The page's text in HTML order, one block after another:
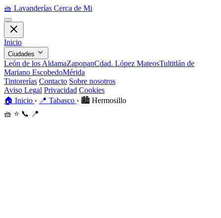
🧺 Lavanderías Cerca de Mi
Inicio
Ciudades
León de los AldamaZapopanCdad. López MateosTultitlán de
Mariano EscobedoMérida
Tintorerías Contacto Sobre nosotros
Aviso Legal Privacidad Cookies
🏠 Inicio › 📍 Tabasco › 🏙️ Hermosillo
🧺 ⭐ 📞 📍